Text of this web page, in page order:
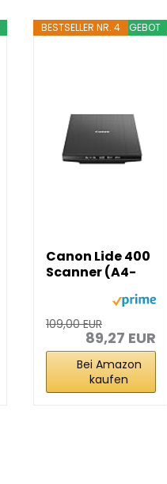
ANGEBOT
BESTSELLER NR. 4
Canon Lide 400
Scanner (A4-
109,00 EUR
89,27 EUR
Bei Amazon
kaufen